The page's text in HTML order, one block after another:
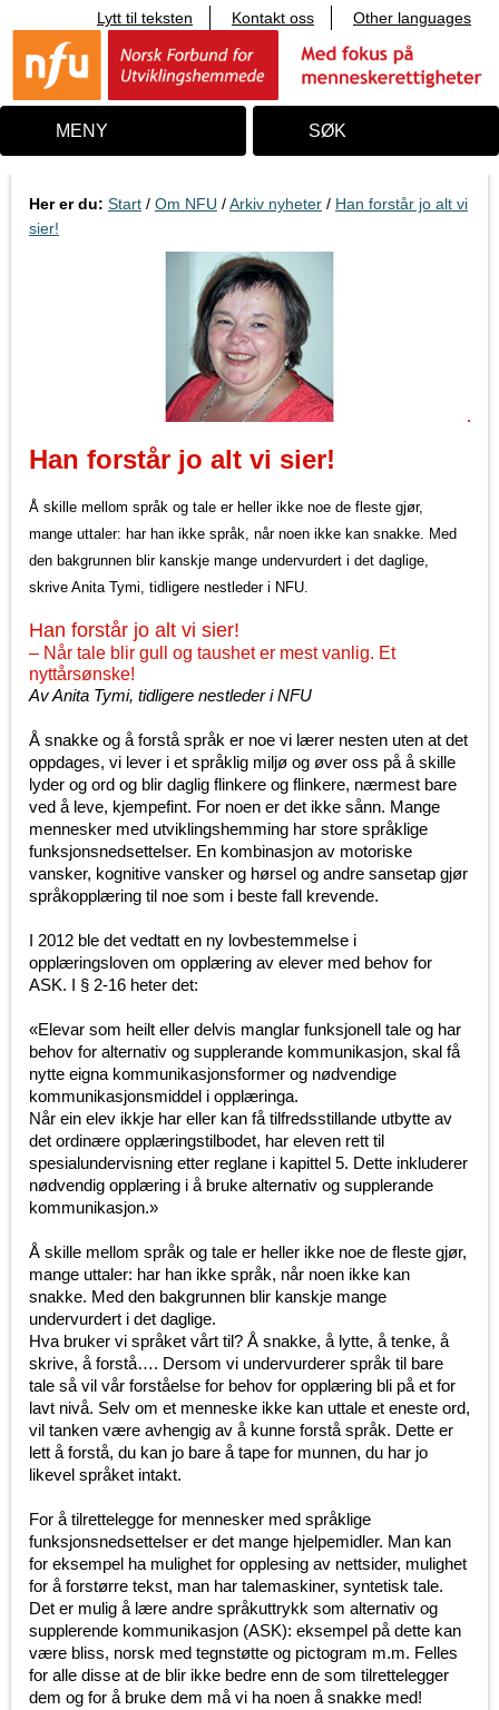
i
n
o
Lytt til teksten Kontakt oss Other languages
MENY SØK
Her er du: Start / Om NFU /Arkiv nyheter / Han forstår jo alt vi
sier!
Han forstår jo alt vi sier!
Å skille mellom språk og tale er heller ikke noe de fleste gjør,
mange uttaler: har han ikke språk, når noen ikke kan snakke. Med
den bakgrunnen blir kanskje mange undervurdert i det daglige,
skrive Anita Tymi, tidligere nestleder i NFU.
Han forstår jo alt vi sier!
– Når tale blir gull og taushet er mest vanlig. Et
nyttårsønske!
Av Anita Tymi, tidligere nestleder i NFU
Å snakke og å forstå språk er noe vi lærer nesten uten at det
oppdages, vi lever i et språklig miljø og øver oss på å skille
lyder og ord og blir daglig flinkere og flinkere, nærmest bare
ved å leve, kjempefint. For noen er det ikke sånn. Mange
mennesker med utviklingshemming har store språklige
funksjonsnedsettelser. En kombinasjon av motoriske
vansker, kognitive vansker og hørsel og andre sansetap gjør
språkopplæring til noe som i beste fall krevende.
I 2012 ble det vedtatt en ny lovbestemmelse i
opplæringsloven om opplæring av elever med behov for
ASK. I § 2-16 heter det:
«Elevar som heilt eller delvis manglar funksjonell tale og har
behov for alternativ og supplerande kommunikasjon, skal få
nytte eigna kommunikasjonsformer og nødvendige
kommunikasjonsmiddel i opplæringa.
Når ein elev ikkje har eller kan få tilfredsstillande utbytte av
det ordinære opplæringstilbodet, har eleven rett til
spesialundervisning etter reglane i kapittel 5. Dette inkluderer
nødvendig opplæring i å bruke alternativ og supplerande
kommunikasjon.»
Å skille mellom språk og tale er heller ikke noe de fleste gjør,
mange uttaler: har han ikke språk, når noen ikke kan
snakke. Med den bakgrunnen blir kanskje mange
undervurdert i det daglige.
Hva bruker vi språket vårt til? Å snakke, å lytte, å tenke, å
skrive, å forstå…. Dersom vi undervurderer språk til bare
tale så vil vår forståelse for behov for opplæring bli på et for
lavt nivå. Selv om et menneske ikke kan uttale et eneste ord,
vil tanken være avhengig av å kunne forstå språk. Dette er
lett å forstå, du kan jo bare å tape for munnen, du har jo
likevel språket intakt.
For å tilrettelegge for mennesker med språklige
funksjonsnedsettelser er det mange hjelpemidler. Man kan
for eksempel ha mulighet for opplesing av nettsider, mulighet
for å forstørre tekst, man har talemaskiner, syntetisk tale.
Det er mulig å lære andre språkuttrykk som alternativ og
supplerende kommunikasjon (ASK): eksempel på dette kan
være bliss, norsk med tegnstøtte og pictogram m.m. Felles
for alle disse at de blir ikke bedre enn de som tilrettelegger
dem og for å bruke dem må vi ha noen å snakke med!